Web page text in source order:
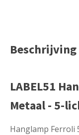
Beschrijving
LABEL51
Metaal - 5-
Hanglamp Ferroli